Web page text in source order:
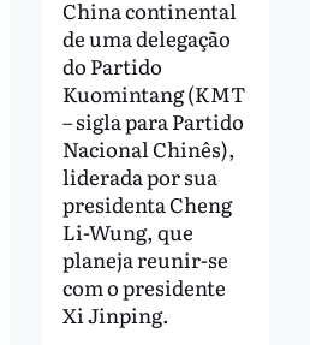
China continental
de uma delegação
do Partido
Kuomintang (KMT
– sigla para Partido
Nacional Chinês),
liderada por sua
presidenta Cheng
Li-Wung, que
planeja reunir-se
com o presidente
Xi Jinping.